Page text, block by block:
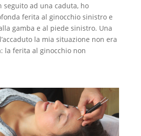
seguito ad una caduta, ho
ferita al ginocchio sinistro e
gamba e al piede sinistro. Una
la mia situazione non era
la ferita al ginocchio non